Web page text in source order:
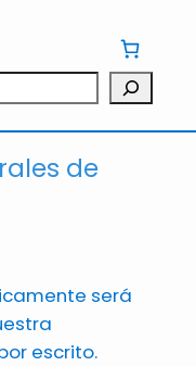
de
será
escrito.